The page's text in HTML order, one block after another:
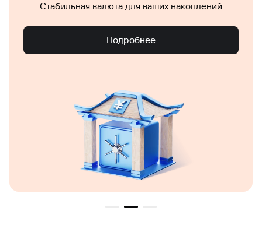
Стабильная валюта для ваших накоплений
Подробнее